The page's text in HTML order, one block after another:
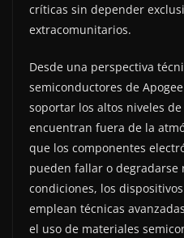
críticas sin depender
extracomunitarios.
Desde una perspectiva
semiconductores de
soportar los altos niveles
encuentran fuera de la
que los componentes
pueden fallar o degradarse
condiciones, los
emplean técnicas
el uso de materiales